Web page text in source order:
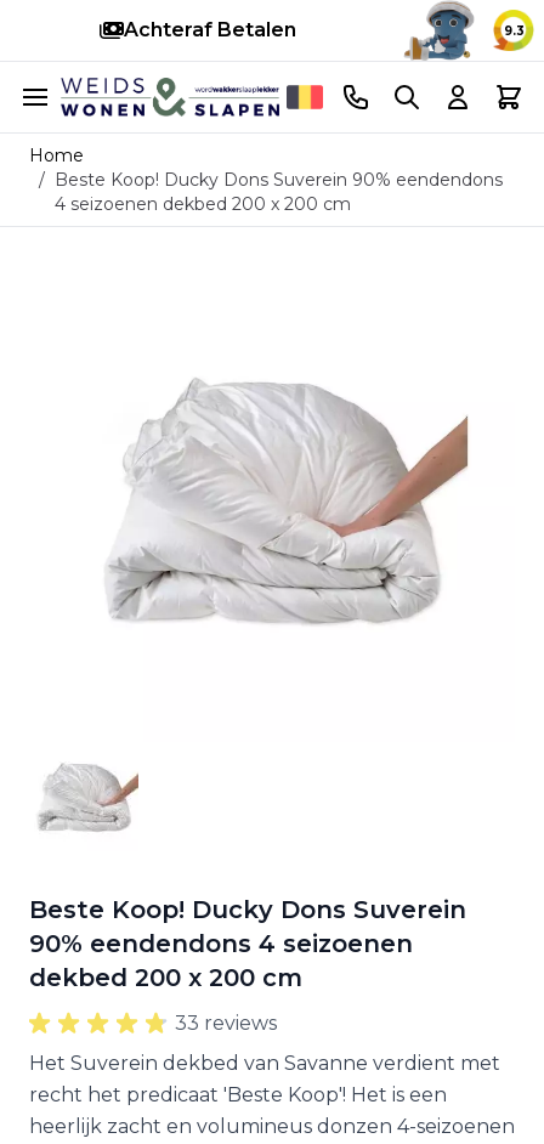
Snelle levering 14
9.3
Ga naar de inhoud
Telefoonnummer
Search Cart
Home
/ Beste Koop! Ducky Dons Suverein 90% eendendons
4 seizoenen dekbed 200 x 200 cm
Beste Koop! Ducky Dons Suverein
90% eendendons 4 seizoenen
dekbed 200 x 200 cm
33 reviews
Het Suverein dekbed van Savanne verdient met
recht het predicaat 'Beste Koop'! Het is een
heerlijk zacht en volumineus donzen 4-seizoenen